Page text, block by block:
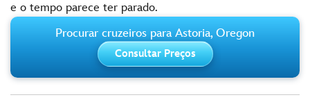
e o tempo parece ter parado.
Procurar cruzeiros para Astoria, Oregon
Consultar Preços